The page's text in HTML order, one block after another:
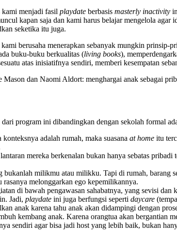
kami menjadi fasil playdate berbasis masterly inactivity
kapan saja dan kami harus belajar mengelola
seketika itu juga.
berusaha menerapkan sebanyak mungkin
buku-buku berkualitas (living books),
atas inisiatifnya sendiri, memberi kesempatan
dan Naomi Aldort: menghargai anak sebagai
program ini dibandingkan dengan sekolah formal
adalah rumah, maka suasana at home itu
mereka berkenalan bukan hanya sebatas
bukanlah milikmu atau milikku. Tapi di rumah, barang
melonggarkan ego kepemilikannya.
di bawah pengawasan sahabatnya, yang sevisi dan
Jadi, playdate ini juga berfungsi seperti daycare
anak karena tahu anak akan didampingi dengan
kembang anak. Karena orangtua akan bergantian
sendiri agar bisa jadi host yang lebih baik, bukan